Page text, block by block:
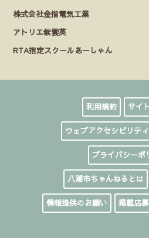
株式会社金指電気工業
アトリエ紫雲英
RTA指定スクールあーしゃん
利用規約 サイ
ウェブアクセシビリテ
プライバシーポ
八潮市ちゃんねるとは
情報提供のお願い 掲載店